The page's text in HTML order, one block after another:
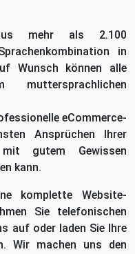
mehr als 2.100
in
Wunsch können alle
muttersprachlichen
eCommerce-
Ansprüchen Ihrer
gutem Gewissen
kann.
komplette Website-
Sie telefonischen
auf oder laden Sie Ihre
Wir machen uns den